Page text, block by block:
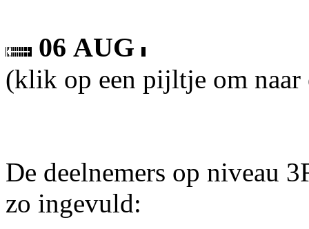
06 AUG
(klik op een pijltje om naar
De deelnemers op niveau
zo ingevuld: